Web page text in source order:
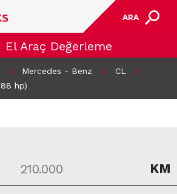
ARA
El Araç Değerleme
> Mercedes - Benz > CL
>
hp)
KM